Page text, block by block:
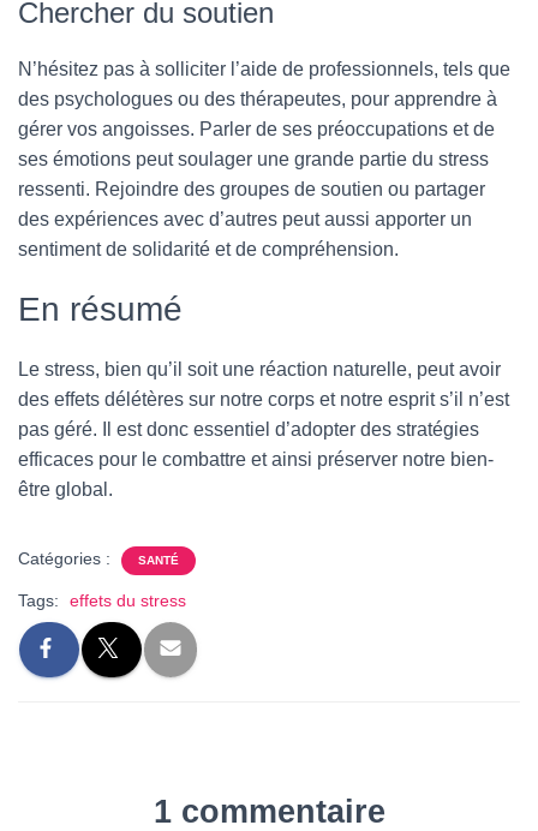
Chercher du soutien
N’hésitez pas à solliciter l’aide de professionnels, tels que
des psychologues ou des thérapeutes, pour apprendre à
gérer vos angoisses. Parler de ses préoccupations et de
ses émotions peut soulager une grande partie du stress
ressenti. Rejoindre des groupes de soutien ou partager
des expériences avec d’autres peut aussi apporter un
sentiment de solidarité et de compréhension.
En résumé
Le stress, bien qu’il soit une réaction naturelle, peut avoir
des effets délétères sur notre corps et notre esprit s’il n’est
pas géré. Il est donc essentiel d’adopter des stratégies
efficaces pour le combattre et ainsi préserver notre bien-
être global.
Catégories : SANTÉ
Tags: effets du stress
1 commentaire